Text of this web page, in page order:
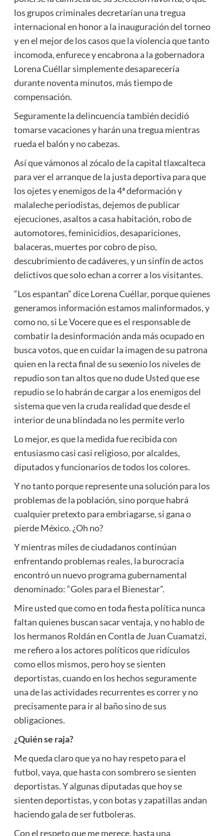
los grupos criminales decretarían una tregua
internacional en honor a la inauguración del torneo
y en el mejor de los casos que la violencia que tanto
incomoda, enfurece y encabrona a la gobernadora
Lorena Cuéllar simplemente desaparecería
durante noventa minutos, más tiempo de
compensación.
Seguramente la delincuencia también decidió
tomarse vacaciones y harán una tregua mientras
rueda el balón y no cabezas.
Así que vámonos al zócalo de la capital tlaxcalteca
para ver el arranque de la justa deportiva para que
los ojetes y enemigos de la 4ª deformación y
malaleche periodistas, dejemos de publicar
ejecuciones, asaltos a casa habitación, robo de
automotores, feminicidios, desapariciones,
balaceras, muertes por cobro de piso,
descubrimiento de cadáveres, y un sinfín de actos
delictivos que solo echan a correr a los visitantes.
“Los espantan” dice Lorena Cuéllar, porque quienes
generamos información estamos malinformados, y
como no, si Le Vocere que es el responsable de
combatir la desinformación anda más ocupado en
busca votos, que en cuidar la imagen de su patrona
quien en la recta final de su sexenio los niveles de
repudio son tan altos que no dude Usted que ese
repudio se lo habrán de cargar a los enemigos del
sistema que ven la cruda realidad que desde el
interior de una blindada no les permite verlo
Lo mejor, es que la medida fue recibida con
entusiasmo casi casi religioso, por alcaldes,
diputados y funcionarios de todos los colores.
Y no tanto porque represente una solución para los
problemas de la población, sino porque habrá
cualquier pretexto para embriagarse, si gana o
pierde México. ¿Oh no?
Y mientras miles de ciudadanos continúan
enfrentando problemas reales, la burocracia
encontró un nuevo programa gubernamental
denominado: “Goles para el Bienestar”.
Mire usted que como en toda fiesta política nunca
faltan quienes buscan sacar ventaja, y no hablo de
los hermanos Roldán en Contla de Juan Cuamatzi,
me refiero a los actores políticos que ridículos
como ellos mismos, pero hoy se sienten
deportistas, cuando en los hechos seguramente
una de las actividades recurrentes es correr y no
precisamente para ir al baño sino de sus
obligaciones.
¿Quién se raja?
Me queda claro que ya no hay respeto para el
futbol, vaya, que hasta con sombrero se sienten
deportistas. Y algunas diputadas que hoy se
sienten deportistas, y con botas y zapatillas andan
haciendo gala de ser futboleras.
Con el respeto que me merece, hasta una